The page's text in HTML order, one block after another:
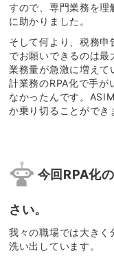
すので、専門業務を理
に助かりました。
そして何より、税務申
でお願いできるのは
業務量が急激に増えて
計業務のRPA化で手が
なかったんです。
か乗り切ることができ
今回RPA化
さい。
我々の職場では大きく
洗い出しています。